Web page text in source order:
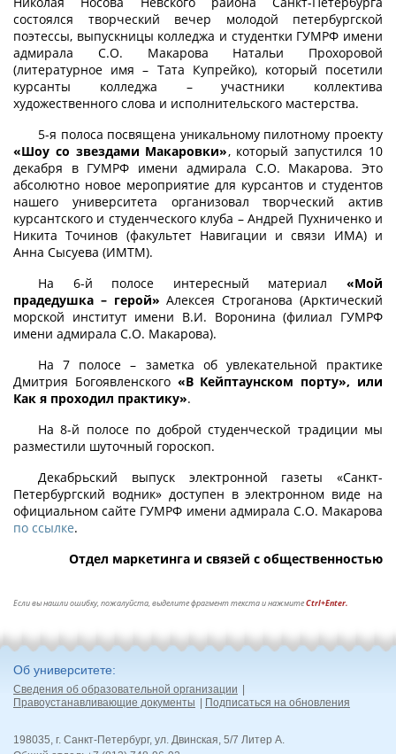
состоялся творческий вечер молодой петербургской
поэтессы, выпускницы колледжа и студентки ГУМРФ имени
адмирала С.О. Макарова Натальи Прохоровой
(литературное имя – Тата Купрейко), который посетили
курсанты колледжа – участники коллектива
художественного слова и исполнительского мастерства.
5-я полоса посвящена уникальному пилотному проекту
«Шоу со звездами Макаровки», который запустился 10
декабря в ГУМРФ имени адмирала С.О. Макарова. Это
абсолютно новое мероприятие для курсантов и студентов
нашего университета организовал творческий актив
курсантского и студенческого клуба – Андрей Пухниченко и
Никита Точинов (факультет Навигации и связи ИМА) и
Анна Сысуева (ИМТМ).
На 6-й полосе интересный материал «Мой
прадедушка – герой» Алексея Строганова (Арктический
морской институт имени В.И. Воронина (филиал ГУМРФ
имени адмирала С.О. Макарова).
На 7 полосе – заметка об увлекательной практике
Дмитрия Богоявленского «В Кейптаунском порту», или
Как я проходил практику».
На 8-й полосе по доброй студенческой традиции мы
разместили шуточный гороскоп.
Декабрьский выпуск электронной газеты «Санкт-
Петербургский водник» доступен в электронном виде на
официальном сайте ГУМРФ имени адмирала С.О. Макарова
по ссылке.
Отдел маркетинга и связей с общественностью
Если вы нашли ошибку, пожалуйста, выделите фрагмент текста и нажмитеCtrl+Enter.
Об университете
Сведения об образовательной организации
Правоустанавливающие документы
Подписаться на обновления
198035, г. Санкт-Петербург, ул. Двинская, 5/7 Литер А.